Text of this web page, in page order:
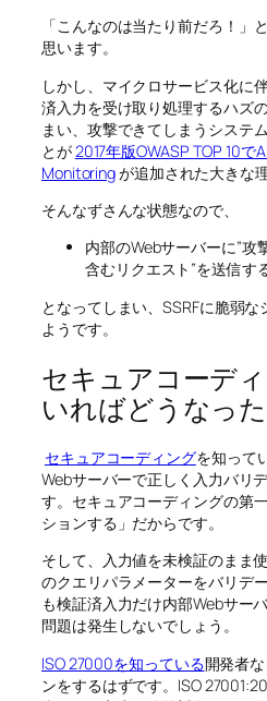
「こんなのは当たり前だろ！」
思います。
しかし、 マイクロサービス化に
済入力を受け取り処理するハズ
まい、攻撃できてしまうシステ
とが2017年版OWASP TOP 10
Monitoringが追加された大きな
そんなずさんな状態なので、
内部のWebサーバーに”攻
含むリクエスト”を送信す
となってしまい、SSRFに脆弱
ようです。
セキュアコーデ
いればどうなっ
セキュアコーディングを知って
Webサーバーで正しく入力バリ
す。セキュアコーディングの第
ションする」だからです。
そして、入力値を未検証のまま
のクエリパラメーターをバリデ
も検証済入力だけ内部Webサー
問題は発生しないでしょう。
ISO 27000を知っている開発者
ンをするはずです。ISO